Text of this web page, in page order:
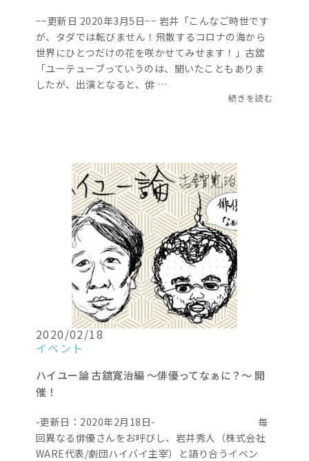
−−更新日 2020年3月5日−− 岩井「こんなご時世です
が、タダでは転びません！飛散するコロナの海から
世界にひとつだけの花を咲かせてみせます！」古舘
「ユーテューブっていうのは、聞いたこともありま
したが、出演となると、俳 …
続きを読む
2020/02/18
イベント
ハイユー論 古舘寛治編 〜俳優ってなぁに？〜 開
催！
-更新日：2020年2月18日- 毎
回異なる俳優さんをお呼びし、岩井秀人（株式会社
WARE代表/劇団ハイバイ主宰）と語り合うイベン